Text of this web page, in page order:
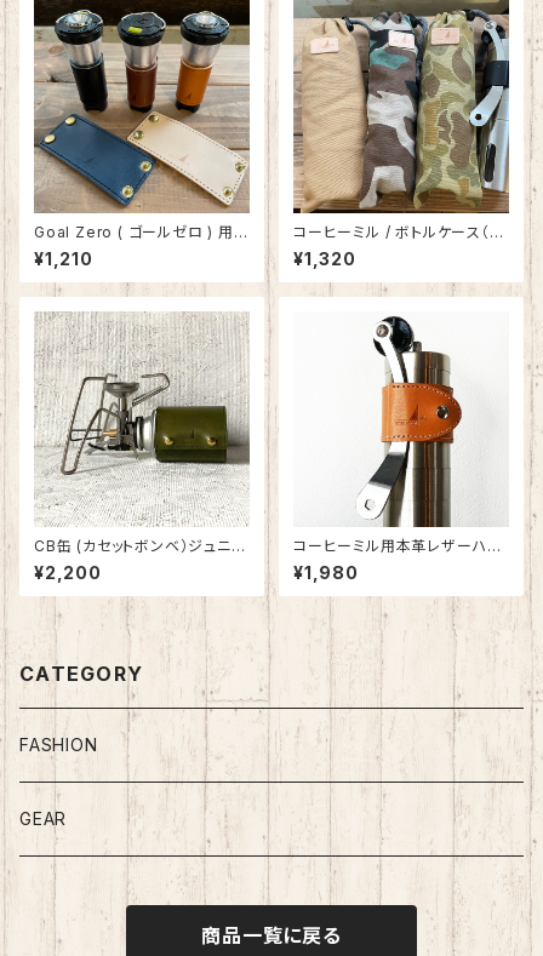
Goal Zero ( ゴールゼロ ) 用本
革レザーカバー 栃木レザー・姫
路レザー 日本製 SPO-027
¥1,210
コーヒーミル / ボトルケース（L）
日本製 SPO-032-1
¥1,320
CB缶 (カセットボンベ）ジュニ
ア・SOTO ST-711 125g 用 カ
バー 栃木レザー 日本製 SPO-
002-2
¥2,200
コーヒーミル用本革レザーハン
ドルホルダー 栃木レザー・姫路
レザー 日本製 SPO-008
¥1,980
CATEGORY
FASHION
GEAR
商品一覧に戻る